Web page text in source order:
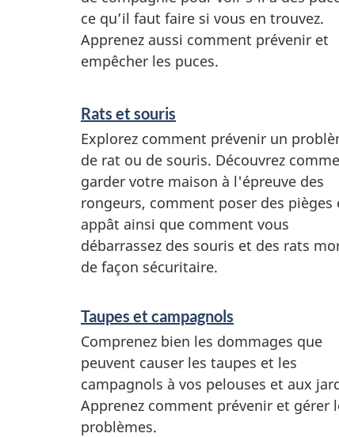
ce qu’il faut faire si vous en trouvez.
Apprenez aussi comment prévenir et
empêcher les puces.
Rats et souris
Explorez comment prévenir un
de rat ou de souris. Découvrez
garder votre maison à l'épreuve des
rongeurs, comment poser des pièges
appât ainsi que comment vous
débarrassez des souris et des rats
de façon sécuritaire.
Taupes et campagnols
Comprenez bien les dommages que
peuvent causer les taupes et les
campagnols à vos pelouses et aux
Apprenez comment prévenir et gérer
problèmes.